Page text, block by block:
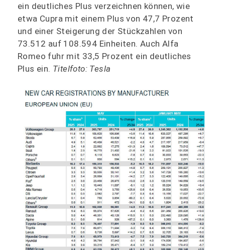
ein deutliches Plus verzeichnen können, wie
etwa Cupra mit einem Plus von 47,7 Prozent
und einer Steigerung der Stückzahlen von
73.512 auf 108.594 Einheiten. Auch Alfa
Romeo fuhr mit 33,5 Prozent ein deutliches
Plus ein. Titelfoto: Tesla